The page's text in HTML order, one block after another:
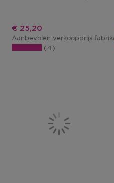
Kortingsprijs
€ 25,20
Aanbevolen verkoopprijs
4